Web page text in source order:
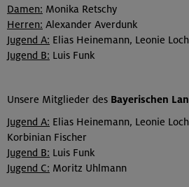
Damen: Monika Retschy
Herren: Alexander Averdunk
Jugend A: Elias Heinemann, Leonie
Jugend B: Luis Funk
Unsere Mitglieder des Bayerischen
Jugend A: Elias Heinemann, Leonie
Korbinian Fischer
Jugend B: Luis Funk
Jugend C: Moritz Uhlmann